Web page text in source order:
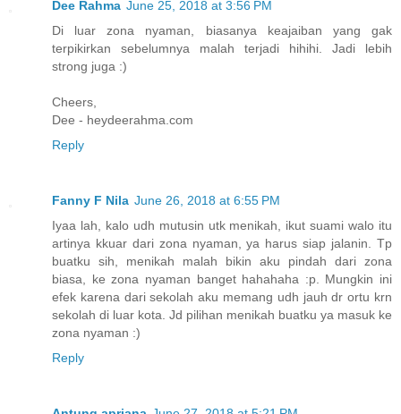
Dee Rahma June 25, 2018 at 3:56 PM
Di luar zona nyaman, biasanya keajaiban yang gak
terpikirkan sebelumnya malah terjadi hihihi. Jadi lebih
strong juga :)
Cheers,
Dee - heydeerahma.com
Reply
Fanny F Nila June 26, 2018 at 6:55 PM
Iyaa lah, kalo udh mutusin utk menikah, ikut suami walo itu
artinya kkuar dari zona nyaman, ya harus siap jalanin. Tp
buatku sih, menikah malah bikin aku pindah dari zona
biasa, ke zona nyaman banget hahahaha :p. Mungkin ini
efek karena dari sekolah aku memang udh jauh dr ortu krn
sekolah di luar kota. Jd pilihan menikah buatku ya masuk ke
zona nyaman :)
Reply